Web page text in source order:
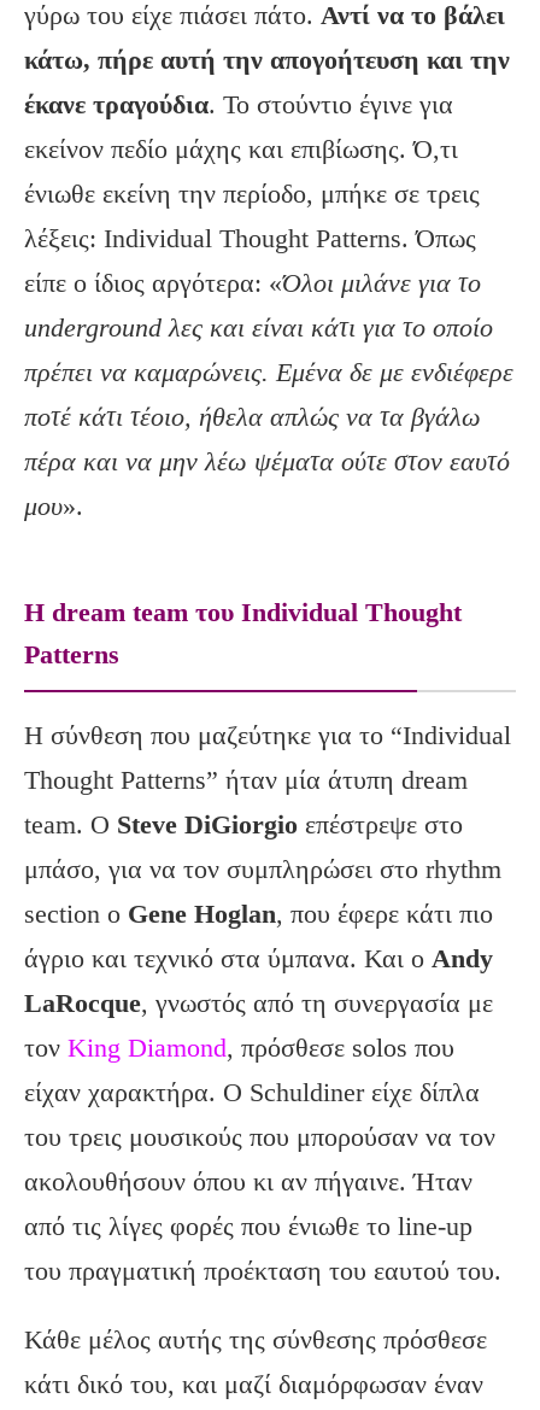
γύρω του είχε πιάσει πάτο. Αντί να το βάλει
κάτω, πήρε αυτή την απογοήτευση και την
έκανε τραγούδια. Το στούντιο έγινε για
εκείνον πεδίο μάχης και επιβίωσης. Ό,τι
ένιωθε εκείνη την περίοδο, μπήκε σε τρεις
λέξεις: Individual Thought Patterns. Όπως
είπε ο ίδιος αργότερα: «Όλοι μιλάνε για το
underground λες και είναι κάτι για το οποίο
πρέπει να καμαρώνεις. Εμένα δε με ενδιέφερε
ποτέ κάτι τέοιο, ήθελα απλώς να τα βγάλω
πέρα και να μην λέω ψέματα ούτε στον εαυτό
μου».
Η dream team του Individual Thought
Patterns
Η σύνθεση που μαζεύτηκε για το “Individual
Thought Patterns” ήταν μία άτυπη dream
team. Ο Steve DiGiorgio επέστρεψε στο
μπάσο, για να τον συμπληρώσει στο rhythm
section ο Gene Hoglan, που έφερε κάτι πιο
άγριο και τεχνικό στα ύμπανα. Και ο Andy
LaRocque, γνωστός από τη συνεργασία με
τον King Diamond, πρόσθεσε solos που
είχαν χαρακτήρα. Ο Schuldiner είχε δίπλα
του τρεις μουσικούς που μπορούσαν να τον
ακολουθήσουν όπου κι αν πήγαινε. Ήταν
από τις λίγες φορές που ένιωθε το line-up
του πραγματική προέκταση του εαυτού του.
Κάθε μέλος αυτής της σύνθεσης πρόσθεσε
κάτι δικό του, και μαζί διαμόρφωσαν έναν